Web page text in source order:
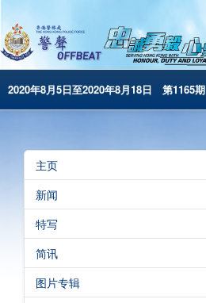
2020年8月5日至2020年8月18日 第1165期
昔日警声
警务处主页
繁体版
English
电子书版
主页
新闻
特写
简讯
图片专辑